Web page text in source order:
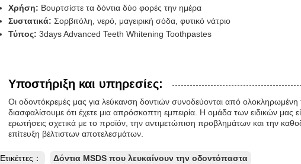
Χρήση: Βουρτσίστε τα δόντια δύο φορές την ημέρα
Συστατικά: Σορβιτόλη, νερό, μαγειρική σόδα, φυτικό νάτριο
Τύπος: 3days Advanced Teeth Whitening Toothpastes
Υποστήριξη και υπηρεσίες:
Οι οδοντόκρεμές μας για λεύκανση δοντιών συνοδεύονται από ολοκληρωμένη
διασφαλίσουμε ότι έχετε μια απρόσκοπτη εμπειρία. Η ομάδα των ειδικών μας
ερωτήσεις σχετικά με το προϊόν, την αντιμετώπιση προβλημάτων και την
επίτευξη βέλτιστων αποτελεσμάτων.
Ετικέττες：
Δόντια MSDS που λευκαίνουν την οδοντόπαστα